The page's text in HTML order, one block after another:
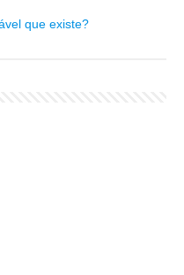
que existe?